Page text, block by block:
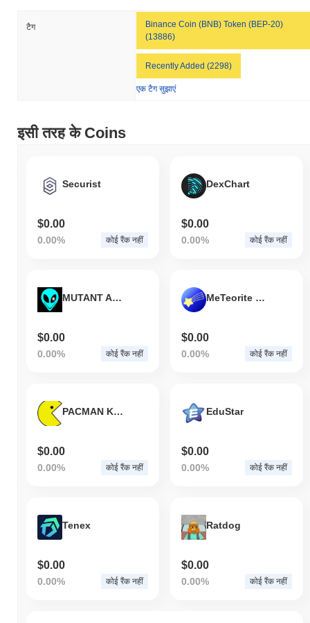
टैग
Binance Coin (BNB) Token (BEP-20)
(13886)
Recently Added (2298)
एक टैग सुझाएं
इसी तरह के Coins
Securist
$0.00
0.00% कोई रैंक नहीं
DexChart
$0.00
0.00% कोई रैंक नहीं
MUTANT ALIENS VILLAIN
$0.00
0.00% कोई रैंक नहीं
MeTeorite Token
$0.00
0.00% कोई रैंक नहीं
PACMAN KRC
$0.00
0.00% कोई रैंक नहीं
EduStar
$0.00
0.00% कोई रैंक नहीं
Tenex
$0.00
0.00% कोई रैंक नहीं
Ratdog
$0.00
0.00% कोई रैंक नहीं